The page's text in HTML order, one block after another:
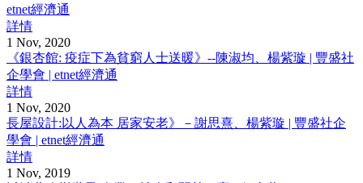
etnet經濟通
詳情
1 Nov, 2020
《銀杏館: 疫症下為貧窮人士送暖》--陳淑均、楊紫璇 | 豐盛社
企學會 | etnet經濟通
詳情
1 Nov, 2020
長屋設計:以人為本 居家安老》－謝思熹、楊紫璇 | 豐盛社企
學會 | etnet經濟通
詳情
1 Nov, 2019